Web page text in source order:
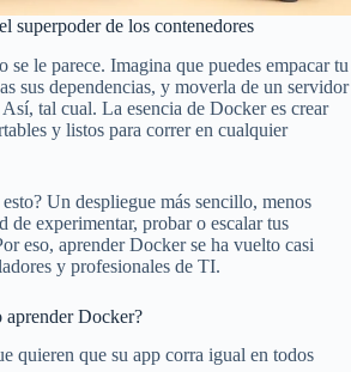
superpoder de los contenedores
se le parece. Imagina que puedes empacar tu
sus dependencias, y moverla de un servidor
tal cual. La esencia de Docker es crear
y listos para correr en cualquier
Un despliegue más sencillo, menos
de experimentar, probar o escalar tus
eso, aprender Docker se ha vuelto casi
y profesionales de TI.
aprender Docker?
quieren que su app corra igual en todos